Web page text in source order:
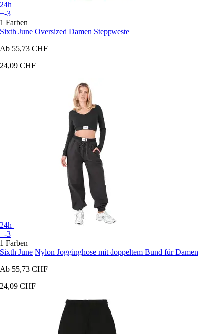
24h
+-3
1 Farben
Sixth June Oversized Damen Steppweste
Ab 55,73 CHF
24,09 CHF
24h
+-3
1 Farben
Sixth June Nylon Jogginghose mit doppeltem Bund für Damen
Ab 55,73 CHF
24,09 CHF